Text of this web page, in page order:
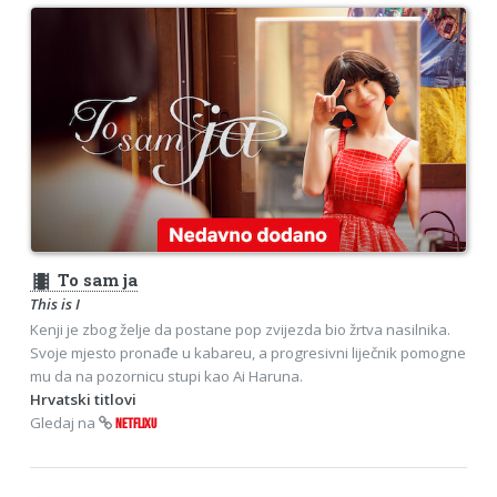
theaters To sam ja
This is I
Kenji je zbog želje da postane pop zvijezda bio žrtva nasilnika.
Svoje mjesto pronađe u kabareu, a progresivni liječnik pomogne
mu da na pozornicu stupi kao Ai Haruna.
Hrvatski titlovi
Gledaj na
NETFLIXU